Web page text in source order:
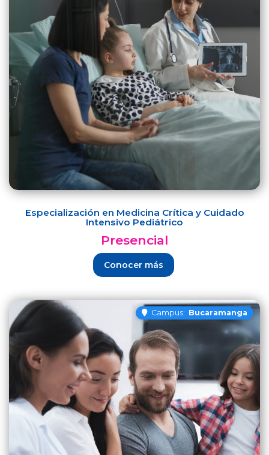
Especialización en Medicina Crítica y Cuidado
Intensivo Pediátrico
Presencial
Conocer más
Campus: Bucaramanga